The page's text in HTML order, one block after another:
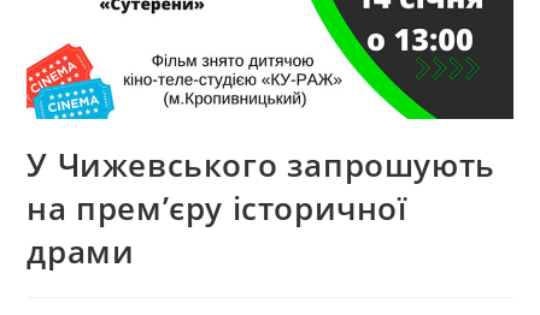
У Чижевського запрошують
на прем’єру історичної
драми